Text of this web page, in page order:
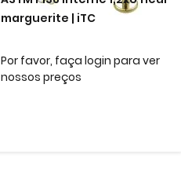
marguerite | iTC
Por favor, faça login para ver
nossos preços